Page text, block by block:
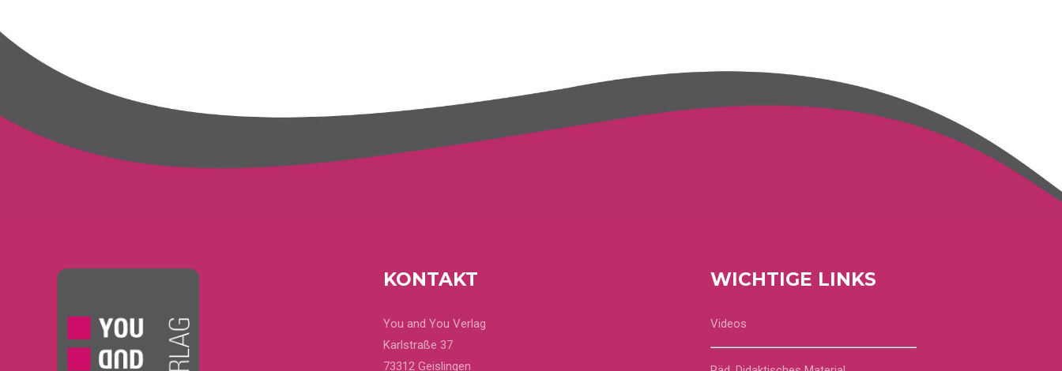
KONTAKT
You and You Verlag
Karlstraße 37
73312 Geislingen
WICHTIGE LINKS
Videos